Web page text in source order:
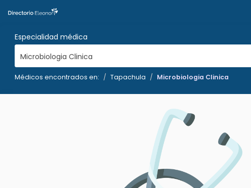
Especialidad médica
Microbiologia Clinica
Médicos encontrados en: Tapachula Microbiologia Clinica